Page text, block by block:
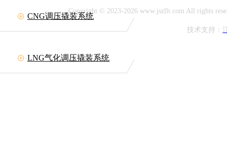
CNG调压撬装系统
LNG气化调压撬装系统
Copyright © 2023-2026 www.jszllt.com All rights
技术支持：